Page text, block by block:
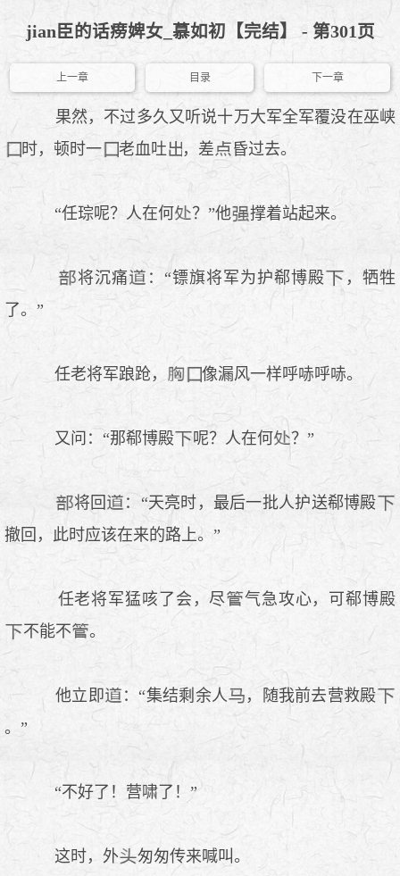
jian臣的话痨婢女_慕如初【完结】 - 第301页
上一章 目录 下一章
果然，不过多久又听说十万大军全军覆没在巫峡
时，顿时一
老血吐 ，差 昏过去。
“任琮呢？人在何 ？”他 撑着站起来。
将沉痛 ：“镖旗将军为护郗博殿
，牺牲
了。”
任老将军踉跄， 像漏风一样呼哧呼哧。
又问：“那郗博殿 呢？人在何 ？”
将回
：“天亮时，最后一批人护送郗博殿
撤回，此时应该在来的路上。”
任老将军猛咳了会，尽
气急攻心，可郗博殿
不能不
。
他立即 ：“集结剩余人
，随我前去营救殿
。”
“不好了！营啸了！”
这时，外 匆匆传来喊叫。